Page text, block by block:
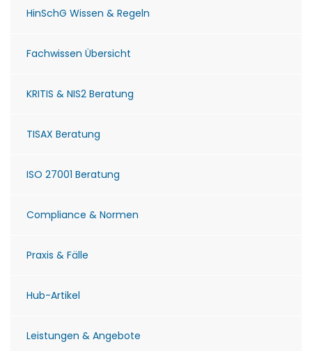
HinSchG Wissen & Regeln
Fachwissen Übersicht
KRITIS & NIS2 Beratung
TISAX Beratung
ISO 27001 Beratung
Compliance & Normen
Praxis & Fälle
Hub-Artikel
Leistungen & Angebote